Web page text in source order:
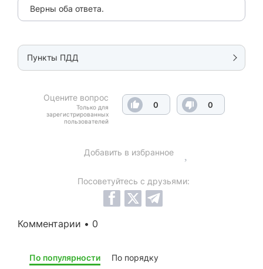
Верны оба ответа.
Пункты ПДД
Оцените вопрос
Только для
зарегистрированных
пользователей
0 0
Добавить в избранное
Посоветуйтесь с друзьями:
Комментарии • 0
По популярности По порядку